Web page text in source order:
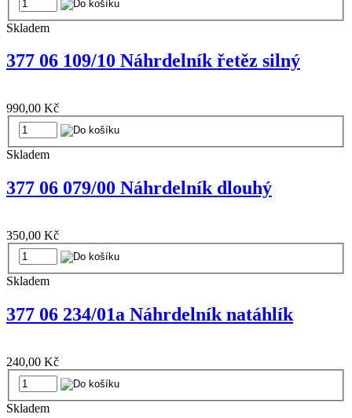
Skladem
377 06 109/10 Náhrdelník řetěz silný
990,00 Kč
Skladem
377 06 079/00 Náhrdelník dlouhý
350,00 Kč
Skladem
377 06 234/01a Náhrdelník natáhlík
240,00 Kč
Skladem